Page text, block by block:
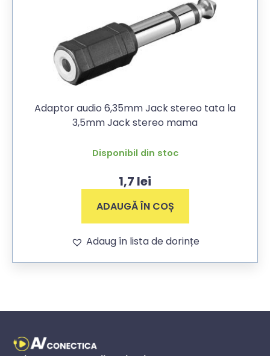
Adaptor audio 6,35mm Jack stereo tata la
3,5mm Jack stereo mama
Disponibil din stoc
1,7 lei
ADAUGĂ ÎN COȘ
Adaug în lista de dorințe